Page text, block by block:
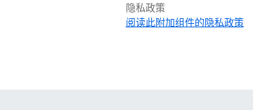
隐私政策
阅读此附加组件的隐私政策